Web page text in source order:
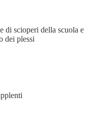
di scioperi della scuola e
dei plessi